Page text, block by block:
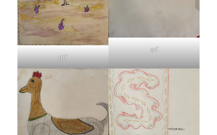
qrf
qrf